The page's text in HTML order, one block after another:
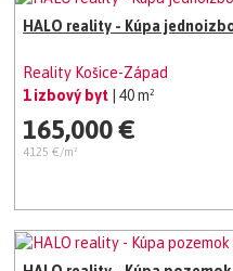
HALO reality - Kúpa
Reality Košice-Západ
1 izbový byt
| 40 m²
165,000 €
4125 €/m²